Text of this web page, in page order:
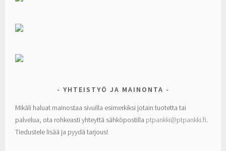
YHTEISTYÖ JA MAINONTA
Mikäli haluat mainostaa sivuilla esimerkiksi jotain tuotetta tai
palvelua, ota rohkeasti yhteyttä sähköpostilla ptpankki@ptpankki.fi.
Tiedustele lisää ja pyydä tarjous!